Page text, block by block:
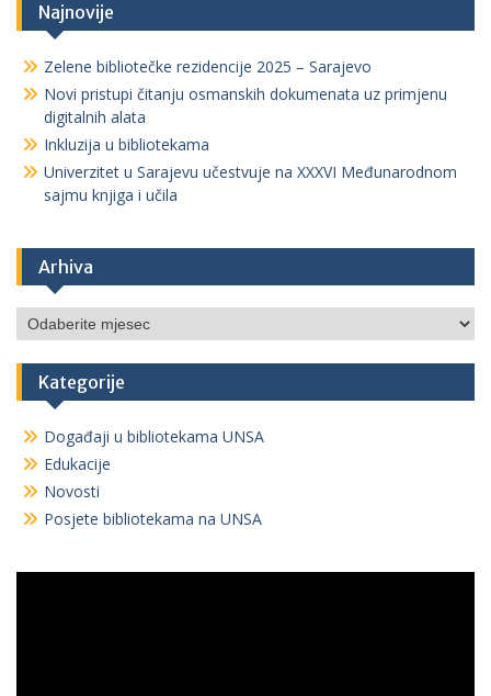
Najnovije
Zelene bibliotečke rezidencije 2025 – Sarajevo
Novi pristupi čitanju osmanskih dokumenata uz primjenu
digitalnih alata
Inkluzija u bibliotekama
Univerzitet u Sarajevu učestvuje na XXXVI Međunarodnom
sajmu knjiga i učila
Arhiva
Arhiva
Kategorije
Događaji u bibliotekama UNSA
Edukacije
Novosti
Posjete bibliotekama na UNSA